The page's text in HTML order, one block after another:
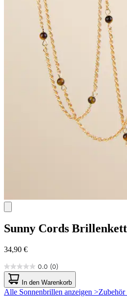
Sunny Cords
34,90 €
0.0 (0)
0.0
von
5
Sternen.
In den Warenkorb
Alle Sonnenbrillen anzeigen >Zubehör